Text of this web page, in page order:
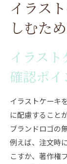
イラス
しむた
イラス
確認ポイ
イラストケーキ
に配慮すること
ブランドロゴの
例えば、注文時
こすか、著作権